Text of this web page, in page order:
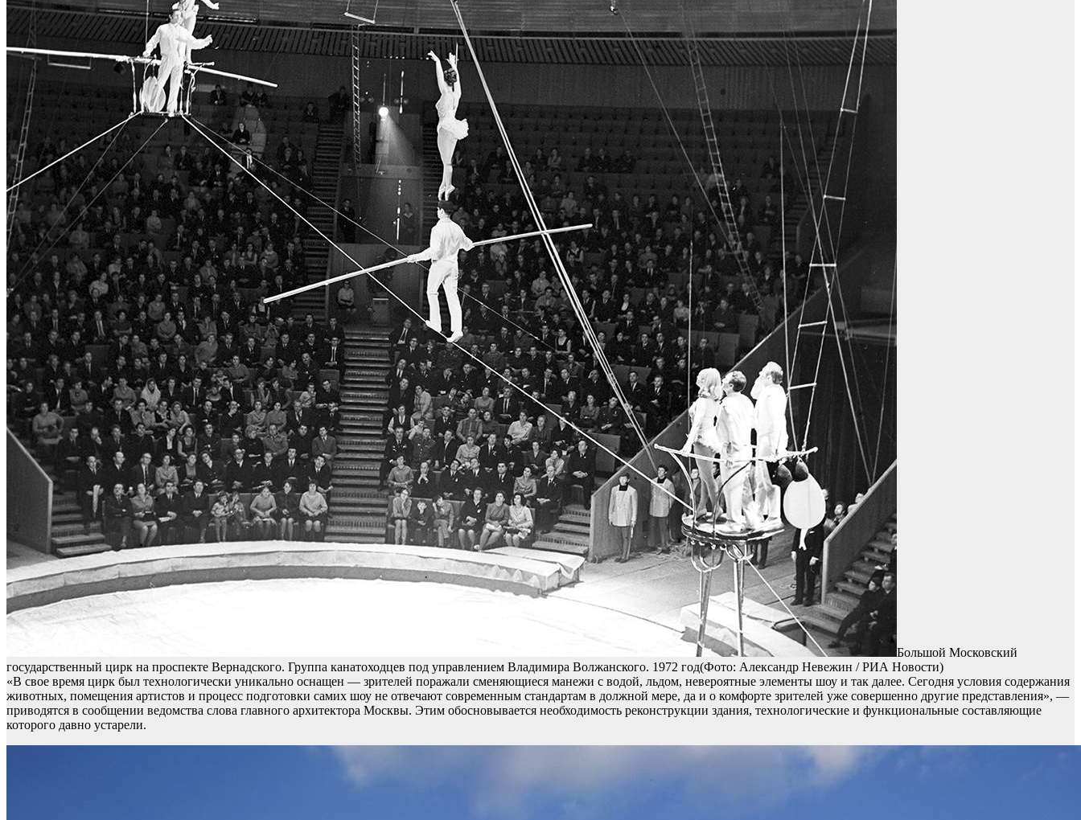
Большой Московский
государственный цирк на проспекте Вернадского. Группа канатоходцев под управлением Владимира Волжанского. 1972 год(Фото: Александр Невежин / РИА Новости)
«В свое время цирк был технологически уникально оснащен — зрителей поражали сменяющиеся манежи с водой, льдом, невероятные элементы шоу и так далее. Сегодня условия содержания
животных, помещения артистов и процесс подготовки самих шоу не отвечают современным стандартам в должной мере, да и о комфорте зрителей уже совершенно другие представления», —
приводятся в сообщении ведомства слова главного архитектора Москвы. Этим обосновывается необходимость реконструкции здания, технологические и функциональные составляющие
которого давно устарели.